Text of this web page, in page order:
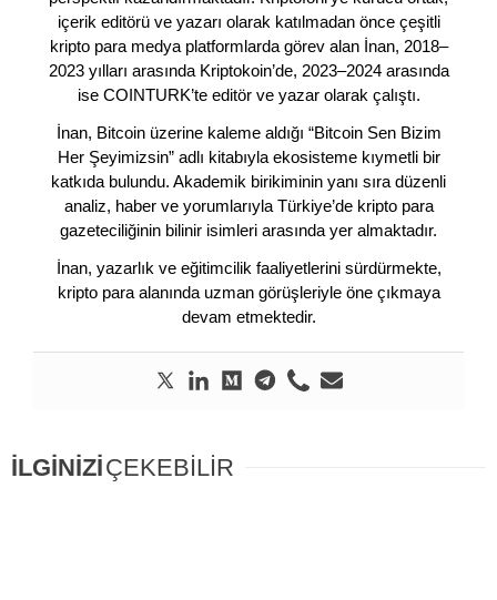
içerik editörü ve yazarı olarak katılmadan önce çeşitli
kripto para medya platformlarda görev alan İnan, 2018–
2023 yılları arasında Kriptokoin’de, 2023–2024 arasında
ise COINTURK’te editör ve yazar olarak çalıştı.
İnan, Bitcoin üzerine kaleme aldığı “Bitcoin Sen Bizim
Her Şeyimizsin” adlı kitabıyla ekosisteme kıymetli bir
katkıda bulundu. Akademik birikiminin yanı sıra düzenli
analiz, haber ve yorumlarıyla Türkiye’de kripto para
gazeteciliğinin bilinir isimleri arasında yer almaktadır.
İnan, yazarlık ve eğitimcilik faaliyetlerini sürdürmekte,
kripto para alanında uzman görüşleriyle öne çıkmaya
devam etmektedir.
İLGİNİZİÇEKEBİLİR